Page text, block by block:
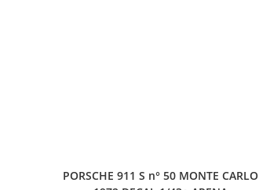
PORSCHE 911 S n° 50 MONTE CARLO